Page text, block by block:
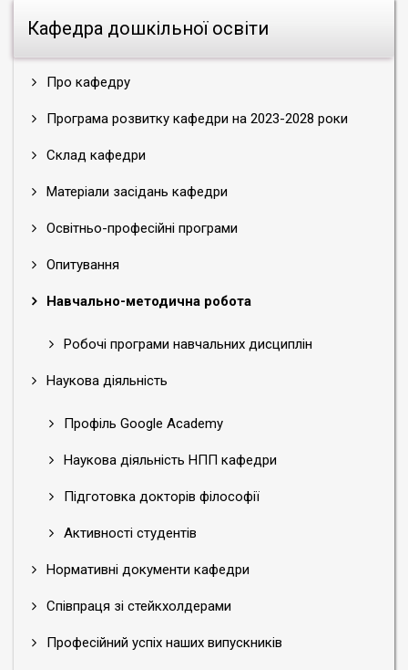
Кафедра дошкільної освіти
Про кафедру
Програма розвитку кафедри на 2023-2028 роки
Склад кафедри
Матеріали засідань кафедри
Освітньо-професійні програми
Опитування
Навчально-методична робота
Робочі програми навчальних дисциплін
Наукова діяльність
Профіль Google Academy
Наукова діяльність НПП кафедри
Підготовка докторів філософії
Активності студентів
Нормативні документи кафедри
Співпраця зі стейкхолдерами
Професійний успіх наших випускників